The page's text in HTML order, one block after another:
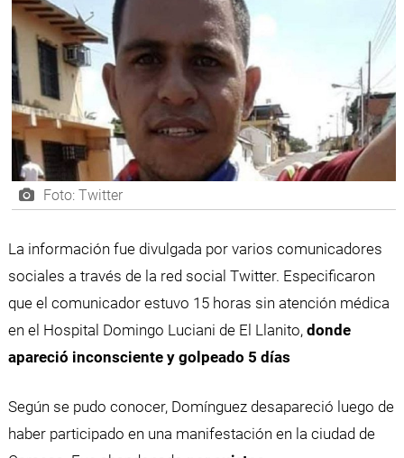
Foto: Twitter
La información fue divulgada por varios comunicadores
sociales a través de la red social Twitter. Especificaron
que el comunicador estuvo 15 horas sin atención médica
en el Hospital Domingo Luciani de El Llanito, donde
apareció inconsciente y golpeado 5 días
Según se pudo conocer, Domínguez desapareció luego de
haber participado en una manifestación en la ciudad de